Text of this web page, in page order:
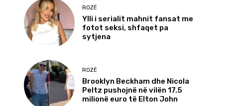
ROZË
Ylli i serialit mahnit fansat me
fotot seksi, shfaqet pa
sytjena
ROZË
Brooklyn Beckham dhe Nicola
Peltz pushojnë në vilën 17.5
milionë euro të Elton John